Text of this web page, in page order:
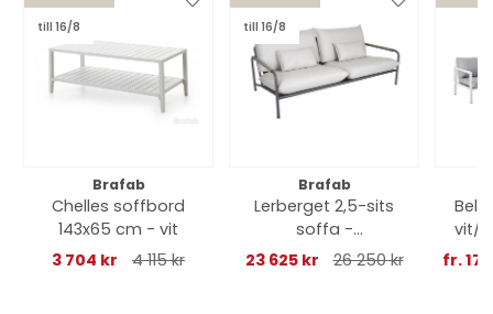
till 16/8
Brafab
Chelles soffbord
143x65 cm - vit
3 704 kr
4 115 kr
till 16/8
Brafab
Lerberget 2,5-sits
soffa -
antracit/ash dyna
23 625 kr 26 250 kr
vit/
fr. 17